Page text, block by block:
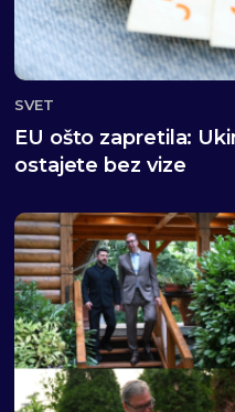
SVET
EU ošto zapretila:
ostajete bez vize